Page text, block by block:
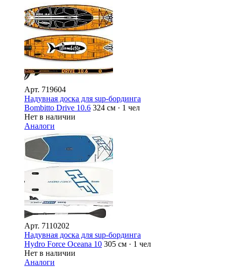
Арт. 719604
Надувная доска для sup-бординга
Bombitto Drive 10.6 324 см · 1 чел
Нет в наличии
Аналоги
Арт. 7110202
Надувная доска для sup-бординга
Hydro Force Oceana 10 305 см · 1 чел
Нет в наличии
Аналоги